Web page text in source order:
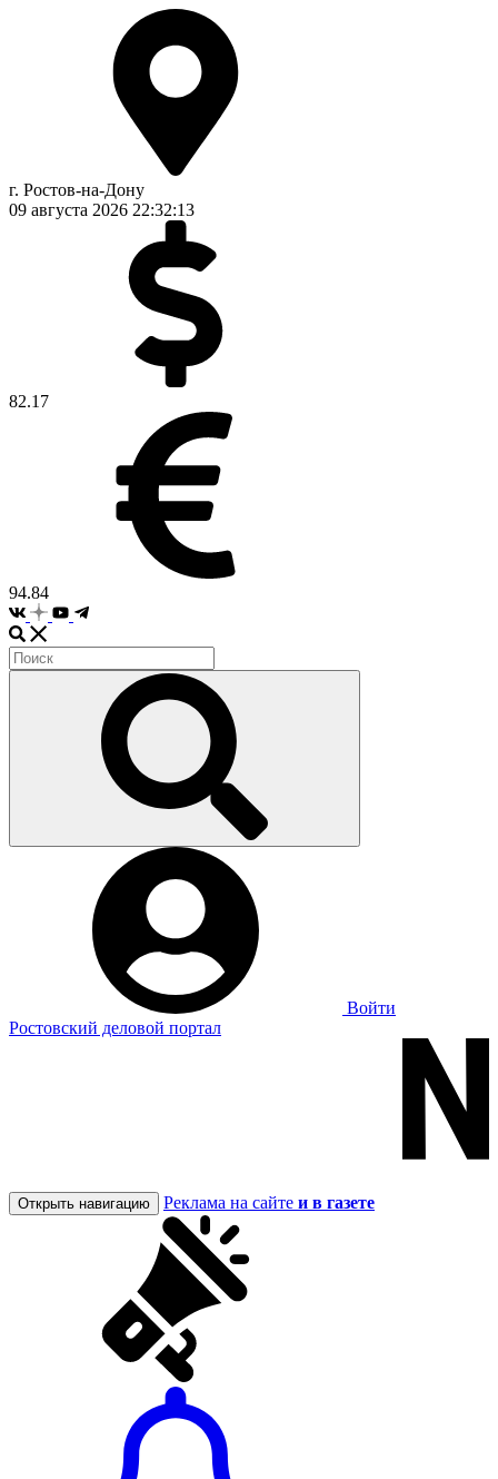
г. Ростов-на-Дону
09 августа 2026 22:32:14
82.17
94.84
Войти
Ростовский деловой портал
Открыть навигацию Реклама на сайте и в газете